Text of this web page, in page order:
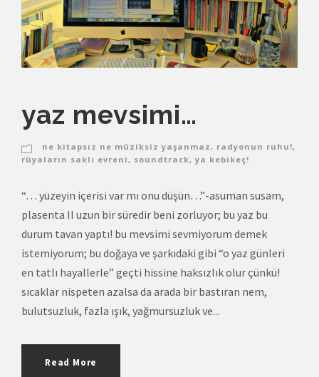
yaz mevsimi…
ne kitapsız ne müziksiz yaşanmaz, radyonun ruhu!,
rüyaların saklı evreni, soundtrack, ya kebikeç!
“… yüzeyin içerisi var mı onu düşün…”-asuman susam,
plasenta II uzun bir süredir beni zorluyor; bu yaz bu
durum tavan yaptı! bu mevsimi sevmiyorum demek
istemiyorum; bu doğaya ve şarkıdaki gibi “o yaz günleri
en tatlı hayallerle” geçti hissine haksızlık olur çünkü!
sıcaklar nispeten azalsa da arada bir bastıran nem,
bulutsuzluk, fazla ışık, yağmursuzluk ve...
Read More